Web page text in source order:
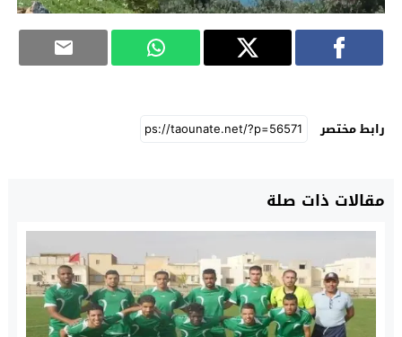
رابط مختصر
مقالات ذات صلة